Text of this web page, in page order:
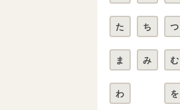
た ち つ
ま み む
わ を